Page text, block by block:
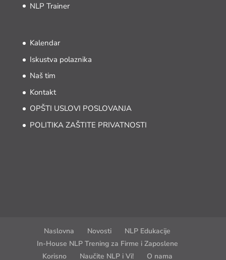
NLP Trainer
Kalendar
Iskustva polaznika
Naš tim
Kontakt
OPŠTI USLOVI POSLOVANJA
POLITIKA ZAŠTITE PRIVATNOSTI
Naslovna Novosti
NLP Edukacije
In-House NLP Trening za Firme i Zaposlene
Korisno
Naučite NLP i Vi! O nama